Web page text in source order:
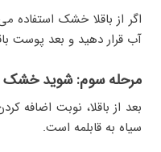
اگر از باقلا خشک استفاده
آب قرار دهید و بعد پوست
مرحله سوم: شوید خشک
بعد از باقلا، نوبت اضافه
سیاه به قابلمه است.